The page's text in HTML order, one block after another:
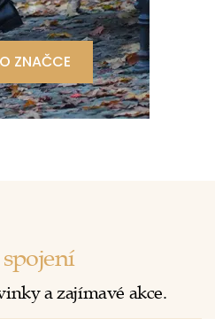
ZNAČCE
a zajímavé akce.